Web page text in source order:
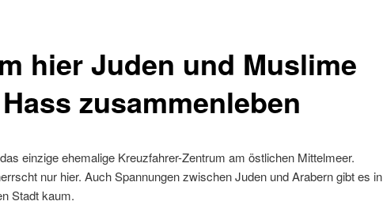
hier Juden und Muslime
zusammenleben
einzige ehemalige Kreuzfahrer-Zentrum am östlichen Mittelmeer.
nur hier. Auch Spannungen zwischen Juden und Arabern gibt es in
Stadt kaum.